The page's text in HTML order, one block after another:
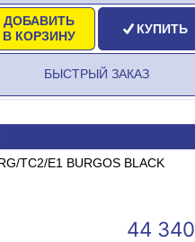
ДОБАВИТЬ
В КОРЗИНУ
КУПИТЬ
БЫСТРЫЙ ЗАКАЗ
AC-15.2 до 15кг LCD, 2г,
3 681
TC2/E1 BURGOS BLACK
44 340